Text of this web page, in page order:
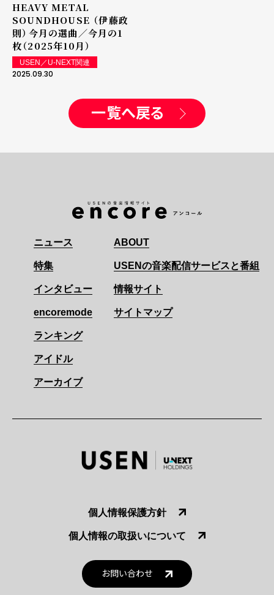
HEAVY METAL
SOUNDHOUSE （伊藤政
則）――今月の選曲／今月の1
枚（2025年10月）
USEN／U-NEXT関連
2025.09.30
一覧へ戻る
ニュース
特集
インタビュー
encoremode
ランキング
アイドル
アーカイブ
ABOUT
USENの音楽配信サービスと番組
情報サイト
サイトマップ
個人情報保護方針
個人情報の取扱いについて
お問い合わせ